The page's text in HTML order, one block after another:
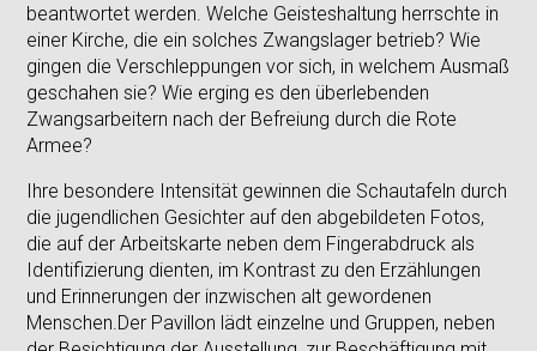
beantwortet werden. Welche Geisteshaltung herrschte in
einer Kirche, die ein solches Zwangslager betrieb? Wie
gingen die Verschleppungen vor sich, in welchem Ausmaß
geschahen sie? Wie erging es den überlebenden
Zwangsarbeitern nach der Befreiung durch die Rote
Armee?
Ihre besondere Intensität gewinnen die Schautafeln durch
die jugendlichen Gesichter auf den abgebildeten Fotos,
die auf der Arbeitskarte neben dem Fingerabdruck als
Identifizierung dienten, im Kontrast zu den Erzählungen
und Erinnerungen der inzwischen alt gewordenen
Menschen.Der Pavillon lädt einzelne und Gruppen, neben